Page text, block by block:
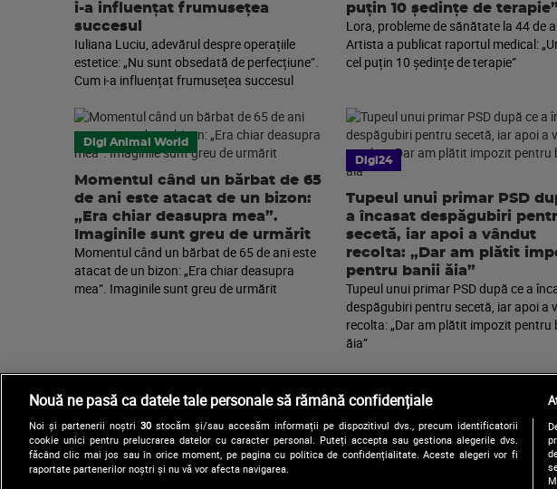
i-a influențat frumusețea
succesul
Iuliana Luciu, adevărul despre operațiile
estetice: „Nu sunt obsedată de perfecțiune”.
Cum i-a influențat frumusețea succesul
puțin 10 ședințe de terapie”
Lora, probleme de sănătate la 44 de
Artista a publicat raportul medical:
cel puțin 10 ședințe de terapie”
Digi Animal World
Momentul când un bărbat de 65
de ani este atacat de un bizon:
„Era chiar deasupra mea”.
Imaginile sunt greu de urmărit
Momentul când un bărbat de 65 de ani este
atacat de un bizon: „Era chiar deasupra
mea”. Imaginile sunt greu de urmărit
Digi24
Tupeul unui primar PSD
a încasat despăgubiri
secetă, iar apoi a vândut
recolta: „Dar am plătit
pentru banii ăia”
Tupeul unui primar PSD după ce a
despăgubiri pentru secetă, iar apoi a
recolta: „Dar am plătit impozit pentru
ăia”
Urmărește-
Nouă ne pasă ca datele tale personale să rămână confidențiale
Noi și partenerii noștri 30stocăm și/sau accesăm informații pe dispozitivul dvs., precum identificatorii
cookie unici pentru prelucrarea datelor cu caracter personal. Puteți accepta sau gestiona alegerile dvs.
făcând clic mai jos sau în orice moment, pe pagina cu politica de confidențialitate. Aceste alegeri vor fi
raportate partenerilor noștri și nu vă vor afecta navigarea.